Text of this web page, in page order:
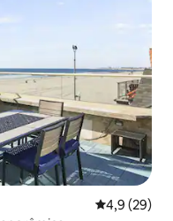
4,9 de uma
4,9 (29)